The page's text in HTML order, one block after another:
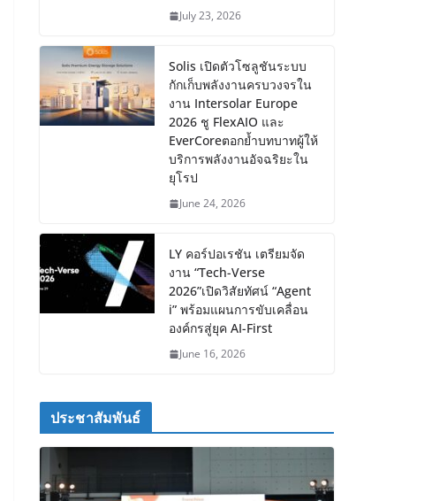
July 23, 2026
Solis เปิดตัวโซลูชันระบบ
กักเก็บพลังงานครบวงจรใน
งาน Intersolar Europe
2026 ชู FlexAIO และ
EverCoreตอกย้ำบทบาทผู้ให้
บริการพลังงานอัจฉริยะใน
ยุโรป
June 24, 2026
LY คอร์ปอเรชัน เตรียมจัด
งาน “Tech-Verse
2026”เปิดวิสัยทัศน์ “Agent
i” พร้อมแผนการขับเคลื่อน
องค์กรสู่ยุค AI-First
June 16, 2026
ประชาสัมพันธ์